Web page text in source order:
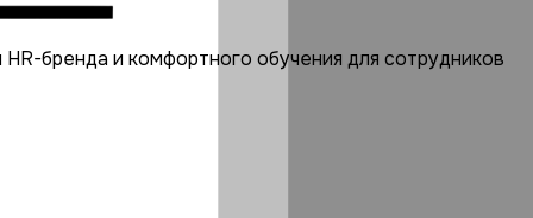
бренда и комфортного обучения для сотрудников